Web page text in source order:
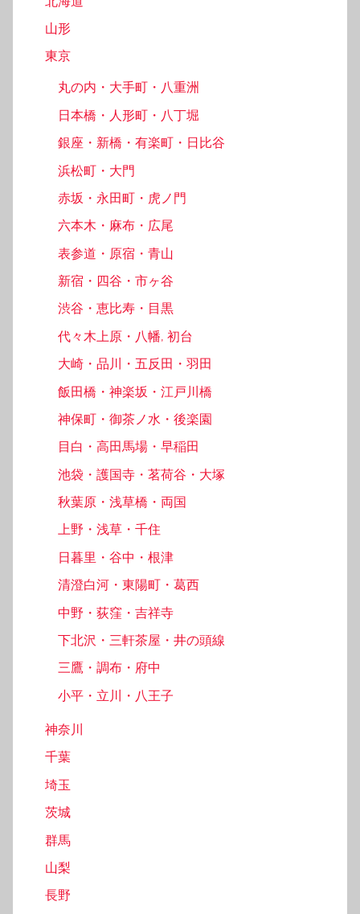
山形
東京
丸の内・大手町・八重洲
日本橋・人形町・八丁堀
銀座・新橋・有楽町・日比谷
浜松町・大門
赤坂・永田町・虎ノ門
六本木・麻布・広尾
表参道・原宿・青山
新宿・四谷・市ヶ谷
渋谷・恵比寿・目黒
代々木上原・八幡, 初台
大崎・品川・五反田・羽田
飯田橋・神楽坂・江戸川橋
神保町・御茶ノ水・後楽園
目白・高田馬場・早稲田
池袋・護国寺・茗荷谷・大塚
秋葉原・浅草橋・両国
上野・浅草・千住
日暮里・谷中・根津
清澄白河・東陽町・葛西
中野・荻窪・吉祥寺
下北沢・三軒茶屋・井の頭線
三鷹・調布・府中
小平・立川・八王子
神奈川
千葉
埼玉
茨城
群馬
山梨
長野